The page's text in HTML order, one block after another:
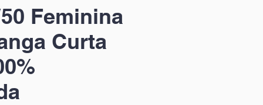
Feminina
Curta